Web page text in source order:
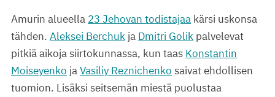
Amurin alueella 23 Jehovan todistajaa kärsi uskonsa
tähden. Aleksei Berchuk ja Dmitri Golik palvelevat
pitkiä aikoja siirtokunnassa, kun taas Konstantin
Moiseyenko jaVasiliy Reznichenko saivat ehdollisen
tuomion. Lisäksi seitsemän miestä puolustaa